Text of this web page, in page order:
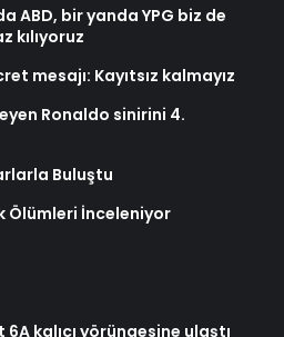
ABD, bir yanda YPG biz de
kılıyoruz
mesajı: Kayıtsız kalmayız
Ronaldo sinirini 4.
Buluştu
Ölümleri İnceleniyor
6A kalıcı yörüngesine ulaştı